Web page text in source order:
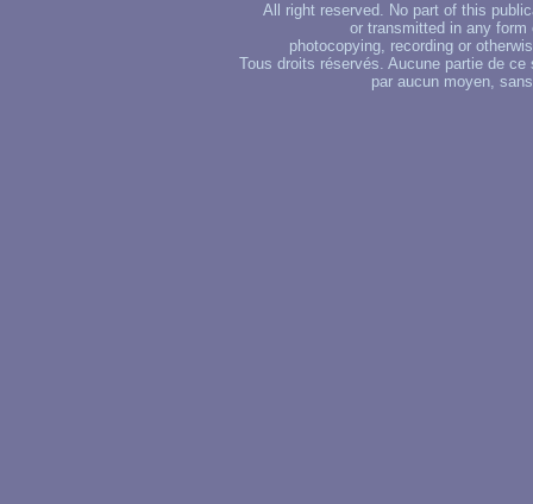
All right reserved. No part of this
or transmitted in any
photocopying, recording or
Tous droits réservés. Aucune partie de
par aucun moyen,